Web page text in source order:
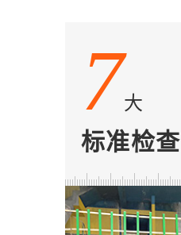
7大
标准检查